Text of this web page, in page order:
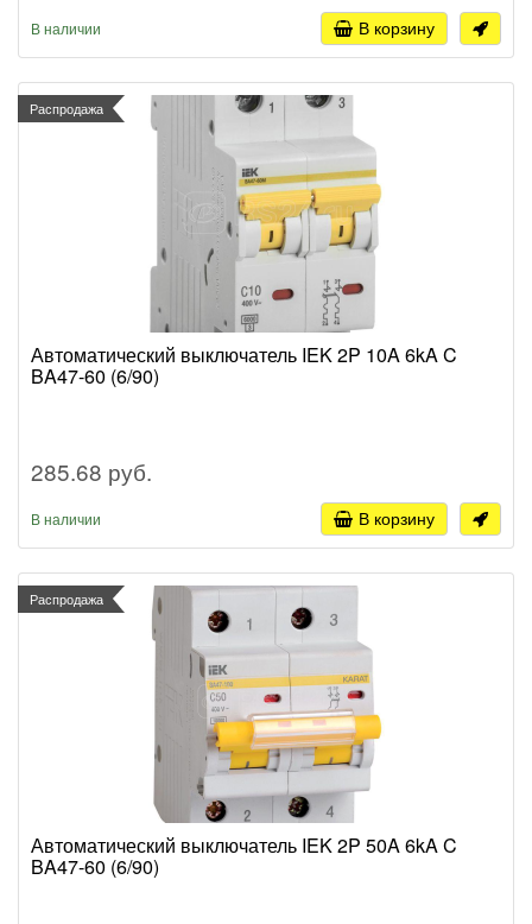
В наличии В корзину
Распродажа
Автоматический выключатель IEK 2P 10A 6kA C
BA47-60 (6/90)
285.68 руб.
В наличии В корзину
Распродажа
Автоматический выключатель IEK 2P 50A 6kA C
BA47-60 (6/90)